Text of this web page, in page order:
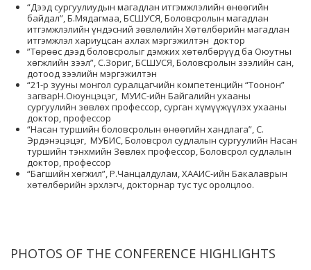
“Дээд сургуулиудын магадлан итгэмжлэлийн өнөөгийн
байдал”, Б.Мядагмаа, БСШУСЯ, Боловсролын магадлан
итгэмжлэлийн үндэсний зөвлөлийн Хөтөлбөрийн магадлан
итгэмжлэл хариуцсан ахлах мэргэжилтэн доктор
”Төрөөс дээд боловсролыг дэмжих хөтөлбөрүүд ба Оюутны
хөгжлийн зээл”, С.Зориг, БСШУСЯ, Боловсролын зээлийн сан,
дотоод зээлийн мэргэжилтэн
“21-р зууны монгол суралцагчийн компетенцийн “Тоонон”
загварН.Оюунцэцэг, МУИС-ийн Байгалийн ухааны
сургуулийн зөвлөх профессор, сурган хүмүүжүүлэх ухааны
доктор, профессор
“Насан туршийн боловсролын өнөөгийн хандлага”, С.
Эрдэнэцэцэг, МУБИС, Боловсрол судлалын сургуулийн Насан
туршийн тэнхмийн Зөвлөх профессор, Боловсрол судлалын
доктор, профессор
“Багшийн хөгжил”, Р.Чанцалдулам, ХААИС-ийн Бакалаврын
хөтөлбөрийн эрхлэгч, докторнар тус тус оролцлоо.
PHOTOS OF THE CONFERENCE HIGHLIGHTS